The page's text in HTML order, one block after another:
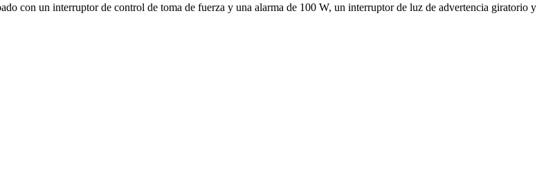
con un interruptor de control de toma de fuerza y ​​una alarma de 100 W, un interruptor de luz de advertencia giratorio y